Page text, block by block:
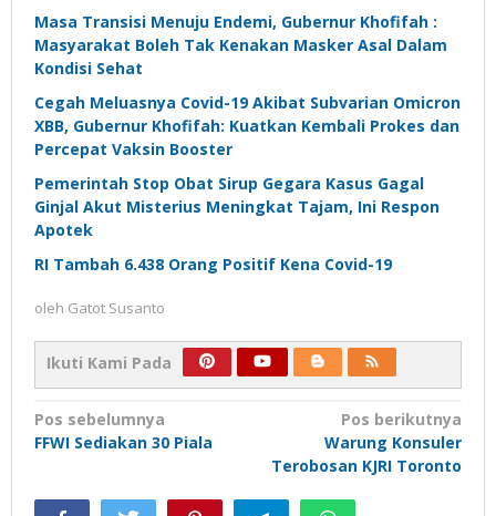
Masa Transisi Menuju Endemi, Gubernur Khofifah :
Masyarakat Boleh Tak Kenakan Masker Asal Dalam
Kondisi Sehat
Cegah Meluasnya Covid-19 Akibat Subvarian Omicron
XBB, Gubernur Khofifah: Kuatkan Kembali Prokes dan
Percepat Vaksin Booster
Pemerintah Stop Obat Sirup Gegara Kasus Gagal
Ginjal Akut Misterius Meningkat Tajam, Ini Respon
Apotek
RI Tambah 6.438 Orang Positif Kena Covid-19
oleh Gatot Susanto
Ikuti Kami Pada
Navigasi
pos
Pos sebelumnya
FFWI Sediakan 30 Piala
Pos berikutnya
Warung Konsuler
Terobosan KJRI Toronto